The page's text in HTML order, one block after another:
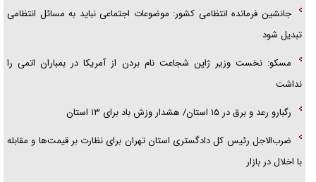
همه آقای دوربینی شده‌ایم!
آیا مقاومت فلسطین خلع‌سلاح می‌شود؟
جانشین فرمانده انتظامی کشور: موضوعات اجتماعی نباید به مسائل انتظامی
تبدیل شود
مسکو: نخست وزیر ژاپن شجاعت نام بردن از آمریکا در بمباران اتمی را
نداشت
رگبارو رعد و برق در ۱۵ استان/ هشدار وزش باد برای ۱۳ استان‌
ضرب‌الاجل رئیس کل دادگستری استان تهران برای نظارت بر قیمت‌ها و مقابله
با اخلال در بازار